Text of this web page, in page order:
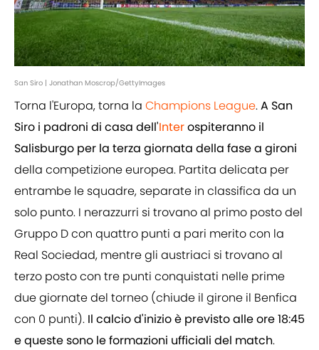
San Siro | Jonathan Moscrop/GettyImages
Torna l'Europa, torna la Champions League.A San
Siro i padroni di casa dell'Interospiteranno il
Salisburgo per la terza giornata della fase a gironi
della competizione europea. Partita delicata per
entrambe le squadre, separate in classifica da un
solo punto. I nerazzurri si trovano al primo posto del
Gruppo D con quattro punti a pari merito con la
Real Sociedad, mentre gli austriaci si trovano al
terzo posto con tre punti conquistati nelle prime
due giornate del torneo (chiude il girone il Benfica
con 0 punti). Il calcio d'inizio è previsto alle ore 18:45
e queste sono le formazioni ufficiali del match.